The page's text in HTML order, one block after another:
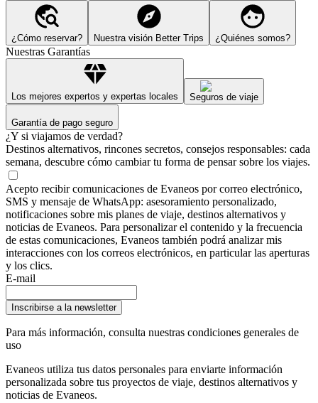
¿Cómo reservar? Nuestra visión Better Trips ¿Quiénes somos?
Nuestras Garantías
Los mejores expertos y expertas locales Seguros de viaje
Garantía de pago seguro
¿Y si viajamos de verdad?
Destinos alternativos, rincones secretos, consejos responsables: cada
semana, descubre cómo cambiar tu forma de pensar sobre los viajes.
Acepto recibir comunicaciones de Evaneos por correo electrónico,
SMS y mensaje de WhatsApp: asesoramiento personalizado,
notificaciones sobre mis planes de viaje, destinos alternativos y
noticias de Evaneos. Para personalizar el contenido y la frecuencia
de estas comunicaciones, Evaneos también podrá analizar mis
interacciones con los correos electrónicos, en particular las aperturas
y los clics.
E-mail
Inscribirse a la newsletter
Para más información, consulta nuestras condiciones generales de
uso
Evaneos utiliza tus datos personales para enviarte información
personalizada sobre tus proyectos de viaje, destinos alternativos y
noticias de Evaneos.